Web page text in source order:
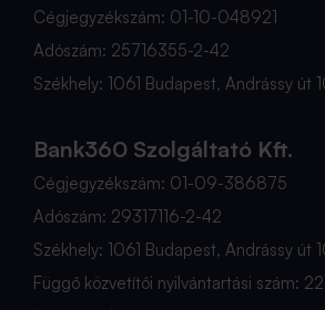
Cégjegyzékszám: 01-10-048921
Adószám: 25716355-2-42
Székhely: 1061 Budapest, Andrássy út
Bank360 Szolgáltató Kft.
Cégjegyzékszám: 01-09-386875
Adószám: 29317116-2-42
Székhely: 1061 Budapest, Andrássy út
Függő közvetítői nyilvántartási szám: